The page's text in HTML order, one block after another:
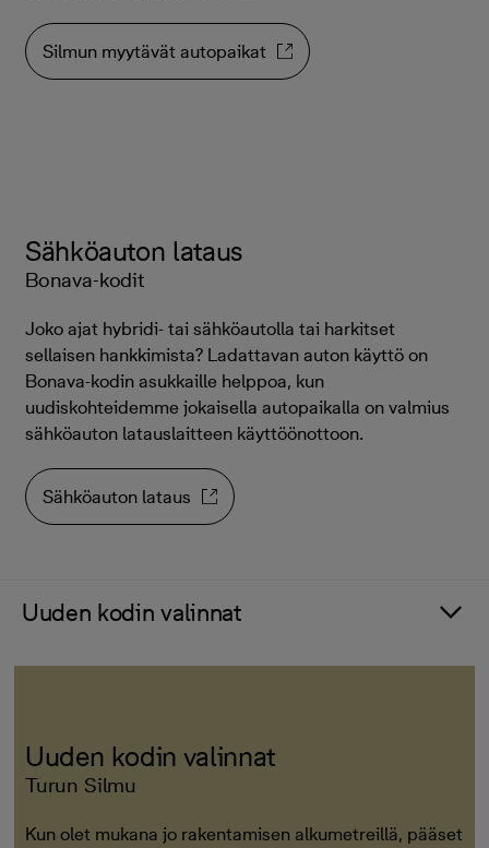
Silmun myytävät autopaikat
Sähköauton lataus
Bonava-kodit
Joko ajat hybridi- tai sähköautolla tai harkitset
sellaisen hankkimista? Ladattavan auton käyttö on
Bonava-kodin asukkaille helppoa, kun
uudiskohteidemme jokaisella autopaikalla on valmius
sähköauton latauslaitteen käyttöönottoon.
Sähköauton lataus
Uuden kodin valinnat
Uuden kodin valinnat
Turun Silmu
Kun olet mukana jo rakentamisen alkumetreillä, pääset